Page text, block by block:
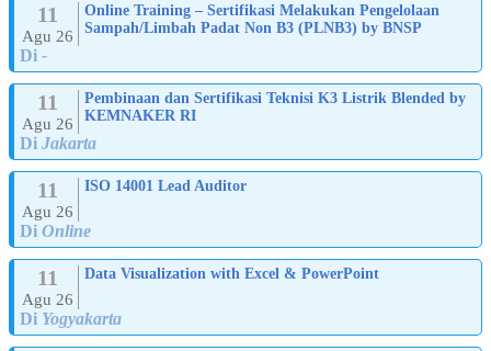
11
Agu 26
Online Training – Sertifikasi Melakukan Pengelolaan
Sampah/Limbah Padat Non B3 (PLNB3) by BNSP
Di -
11
Agu 26
Pembinaan dan Sertifikasi Teknisi K3 Listrik Blended by
KEMNAKER RI
Di Jakarta
11
Agu 26
ISO 14001 Lead Auditor
Di Online
11
Agu 26
Data Visualization with Excel & PowerPoint
Di Yogyakarta